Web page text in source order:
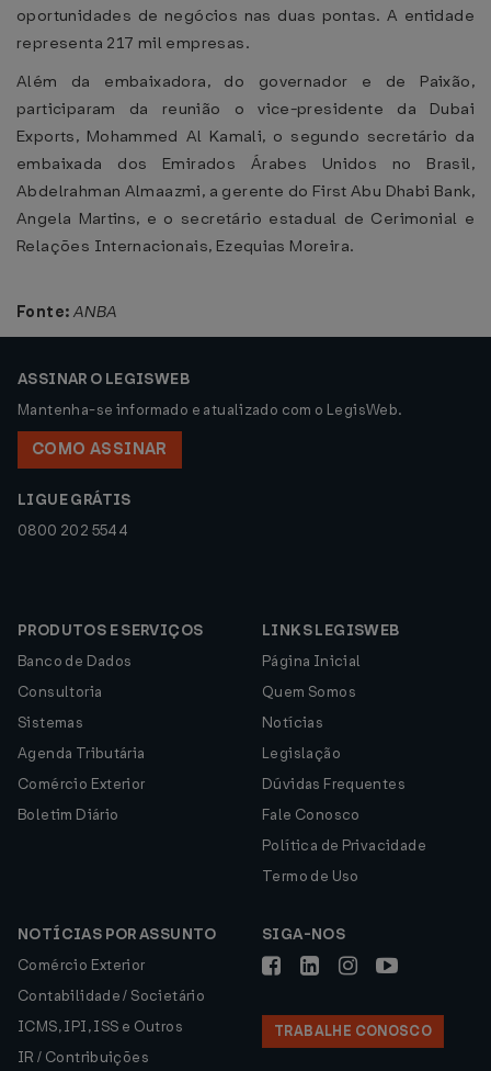
oportunidades de negócios nas duas pontas. A entidade
representa 217 mil empresas.
Além da embaixadora, do governador e de Paixão,
participaram da reunião o vice-presidente da Dubai
Exports, Mohammed Al Kamali, o segundo secretário da
embaixada dos Emirados Árabes Unidos no Brasil,
Abdelrahman Almaazmi, a gerente do First Abu Dhabi Bank,
Angela Martins, e o secretário estadual de Cerimonial e
Relações Internacionais, Ezequias Moreira.
Fonte: ANBA
ASSINAR O LEGISWEB
Mantenha-se informado e atualizado com o LegisWeb.
COMO ASSINAR
LIGUE GRÁTIS
0800 202 5544
PRODUTOS E SERVIÇOS
Banco de Dados
Consultoria
Sistemas
Agenda Tributária
Comércio Exterior
Boletim Diário
LINKS LEGISWEB
Página Inicial
Quem Somos
Notícias
Legislação
Dúvidas Frequentes
Fale Conosco
Política de Privacidade
Termo de Uso
NOTÍCIAS POR ASSUNTO
Comércio Exterior
Contabilidade / Societário
ICMS, IPI, ISS e Outros
IR / Contribuições
SIGA-NOS
TRABALHE CONOSCO